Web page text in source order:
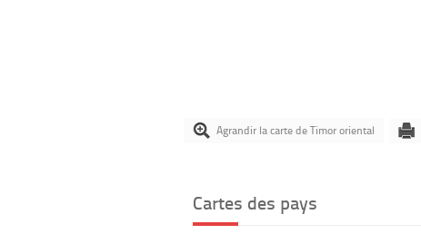
Agrandir la carte de Timor oriental
Cartes des pays